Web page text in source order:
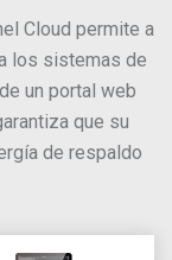
Cloud permite a
los sistemas de
un portal web
que su
de respaldo